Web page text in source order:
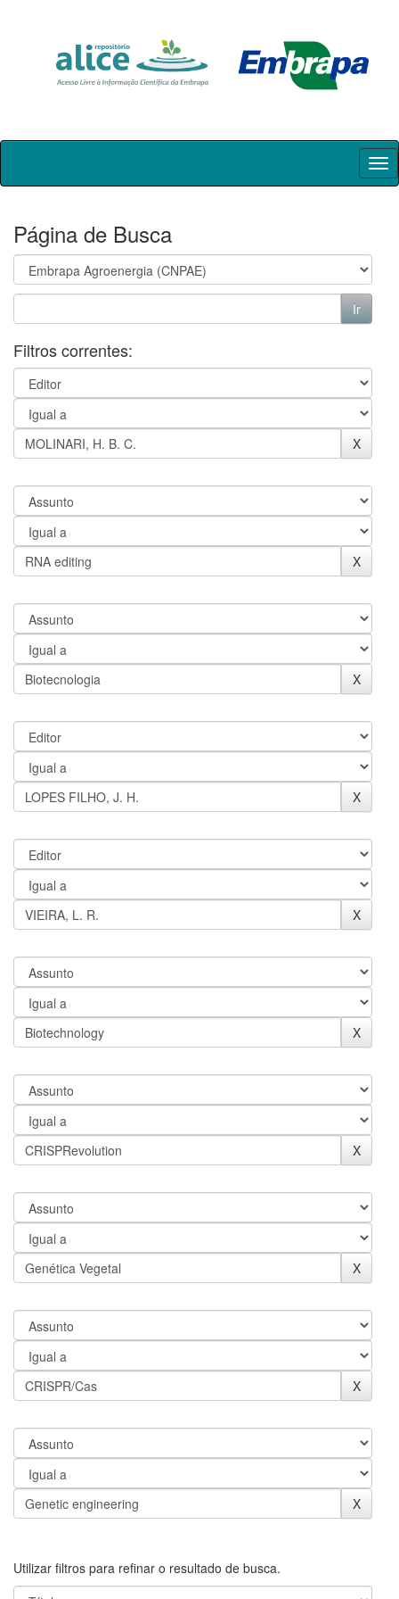
Skip
Página de Busca
Filtros correntes:
Utilizar filtros para refinar o resultado de busca.